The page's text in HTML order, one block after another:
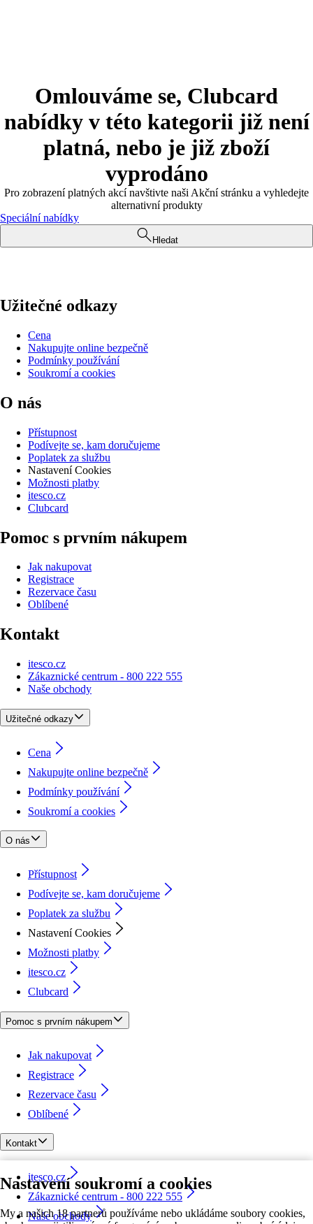
Nastavení soukromí a cookies
My a našich 18 partnerů používáme nebo ukládáme soubory cookies,
Omlouváme se, Clubcard
nabídky v této kategorii již není
platná, nebo je již zboží
vyprodáno
Pro zobrazení platných akcí navštivte naši Akční stránku a vyhledejte
alternativní produkty
Speciální nabídky
Hledat
Užitečné odkazy
Cena
Nakupujte online bezpečně
Podmínky používání
Soukromí a cookies
O nás
Přístupnost
Podívejte se, kam doručujeme
Poplatek za službu
Nastavení Cookies
Možnosti platby
itesco.cz
Clubcard
Pomoc s prvním nákupem
Jak nakupovat
Registrace
Rezervace času
Oblíbené
Kontakt
itesco.cz
Zákaznické centrum - 800 222 555
Naše obchody
Užitečné odkazy
Cena
Nakupujte online bezpečně
Podmínky používání
Soukromí a cookies
O nás
Přístupnost
Podívejte se, kam doručujeme
Poplatek za službu
Nastavení Cookies
Možnosti platby
itesco.cz
Clubcard
Pomoc s prvním nákupem
Jak nakupovat
Registrace
Rezervace času
Oblíbené
Kontakt
itesco.cz
Zákaznické centrum - 800 222 555
Naše obchody